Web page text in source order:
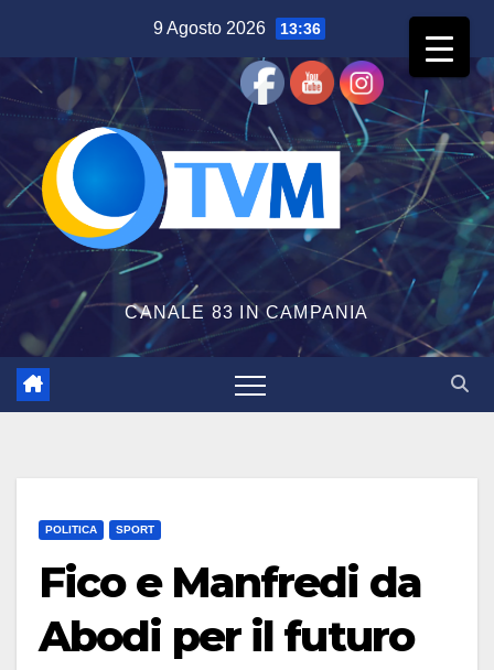
contenuto
9 Agosto 2026 13:36
CANALE 83 IN CAMPANIA
POLITICA SPORT
Fico e Manfredi da
Abodi per il futuro